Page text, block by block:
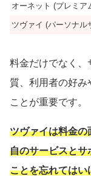
オーネット (プレミア
ツヴァイ (パーソナル
料金だけでなく、
質、利用者の好み
ことが重要です。
ツヴァイは料金の
自のサービスとサ
ことを忘れてはい